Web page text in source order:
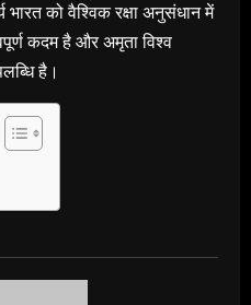
भारत को वैश्विक रक्षा अनुसंधान में
कदम है और अमृता विश्व
है।